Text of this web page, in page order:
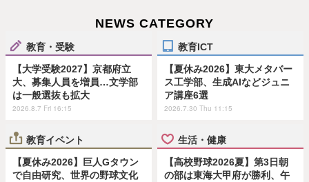
NEWS CATEGORY
教育・受験
【大学受験2027】京都府立
大、募集人員を増員…文学部
は一般選抜も拡大
2026.8.7 Fri 16:15
教育ICT
【夏休み2026】東大メタバー
ス工学部、生成AIなどジュニ
ア講座6選
2026.7.30 Thu 11:15
教育イベント
【夏休み2026】巨人Gタウン
で自由研究、世界の野球文化
生活・健康
【高校野球2026夏】第3日朝
の部は東海大甲府が勝利、午